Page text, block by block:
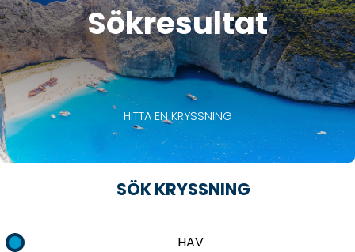
Sökresultat
HITTA EN KRYSSNING
SÖK KRYSSNING
HAV